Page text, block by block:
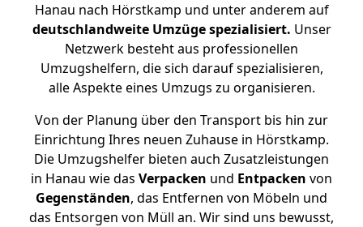
Hanau nach Hörstkamp und unter anderem auf
deutschlandweite Umzüge spezialisiert. Unser
Netzwerk besteht aus professionellen
Umzugshelfern, die sich darauf spezialisieren,
alle Aspekte eines Umzugs zu organisieren.
Von der Planung über den Transport bis hin zur
Einrichtung Ihres neuen Zuhause in Hörstkamp.
Die Umzugshelfer bieten auch Zusatzleistungen
in Hanau wie das Verpacken und Entpacken von
Gegenständen, das Entfernen von Möbeln und
das Entsorgen von Müll an. Wir sind uns bewusst,